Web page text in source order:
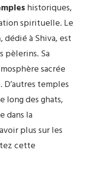
historiques,
spirituelle. Le
, dédié à Shiva, est
pèlerins. Sa
sacrée
temples
long des ghats,
dans la
plus sur les
cette